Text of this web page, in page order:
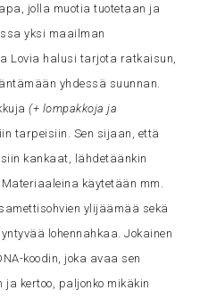
jolla muotia tuotetaan ja
yksi maailman
Lovia halusi tarjota ratkaisun,
yhdessä suunnan.
(+ lompakkoja ja
tarpeisiin. Sen sijaan, että
kankaat, lähdetäänkin
käytetään mm.
ylijäämää sekä
lohennahkaa. Jokainen
koodin, joka avaa sen
kertoo, paljonko mikäkin